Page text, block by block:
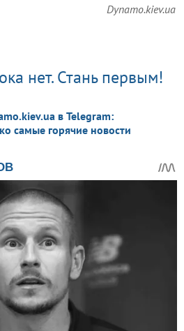
Dynamo.kiev.ua
нет. Стань первым!
в Telegram:
самые горячие новости